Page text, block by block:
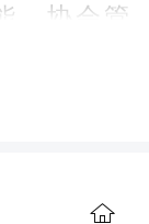
、协会管
条具有沅
“合力”